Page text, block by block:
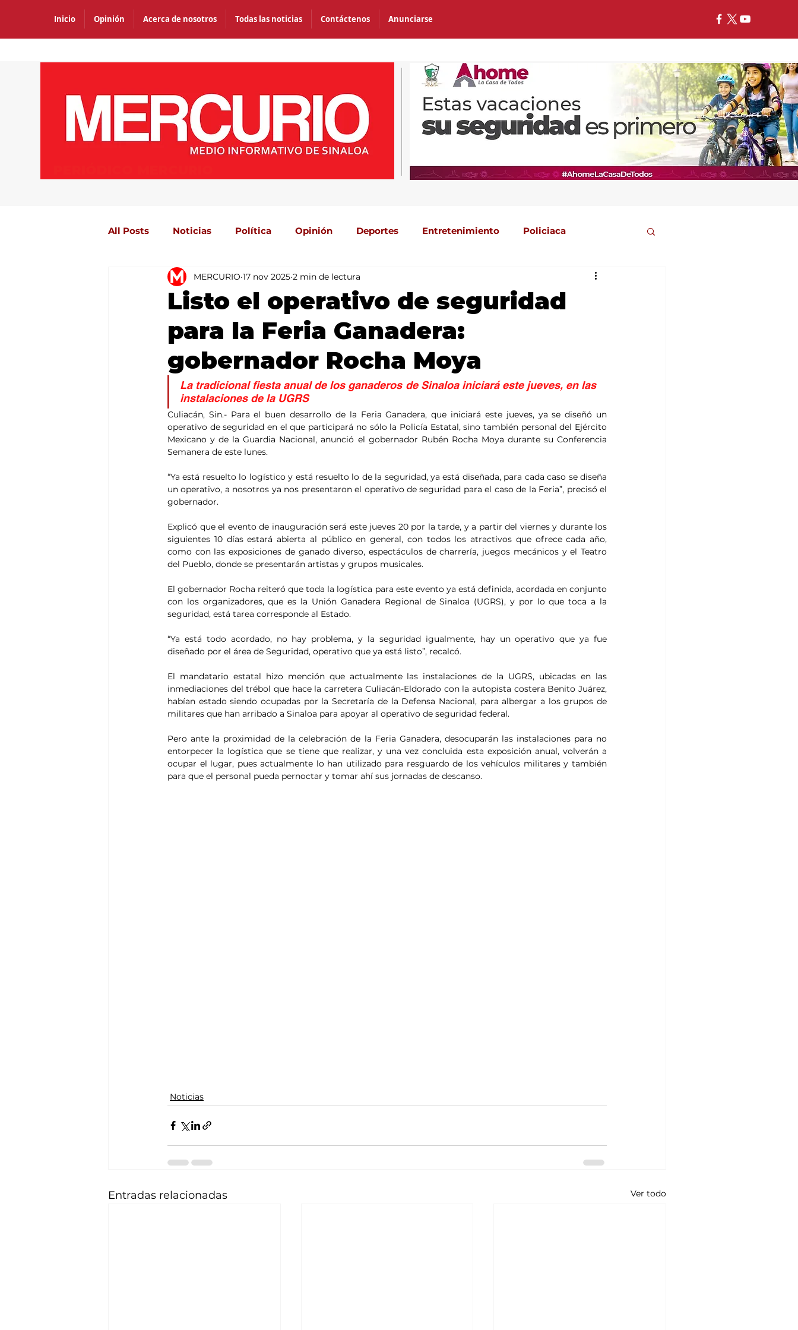
Inicio Opinión Acerca de nosotros Todas las noticias Contáctenos Anunciarse
All Posts Noticias Política Opinión Deportes Entretenimiento Policiaca
Agricultura México Mundo Portada 2
Listo el operativo de seguridad
para la Feria Ganadera:
gobernador Rocha Moya
MERCURIO 17 nov 2025 2 min de lectura
La tradicional fiesta anual de los ganaderos de Sinaloa iniciará este jueves, en las
instalaciones de la UGRS
Culiacán, Sin.- Para el buen desarrollo de la Feria Ganadera, que iniciará este jueves, ya se diseñó un
operativo de seguridad en el que participará no sólo la Policía Estatal, sino también personal del Ejército
Mexicano y de la Guardia Nacional, anunció el gobernador Rubén Rocha Moya durante su Conferencia
Semanera de este lunes.
“Ya está resuelto lo logístico y está resuelto lo de la seguridad, ya está diseñada, para cada caso se diseña
un operativo, a nosotros ya nos presentaron el operativo de seguridad para el caso de la Feria”, precisó el
gobernador.
Explicó que el evento de inauguración será este jueves 20 por la tarde, y a partir del viernes y durante los
siguientes 10 días estará abierta al público en general, con todos los atractivos que ofrece cada año,
como con las exposiciones de ganado diverso, espectáculos de charrería, juegos mecánicos y el Teatro
del Pueblo, donde se presentarán artistas y grupos musicales.
El gobernador Rocha reiteró que toda la logística para este evento ya está definida, acordada en conjunto
con los organizadores, que es la Unión Ganadera Regional de Sinaloa (UGRS), y por lo que toca a la
seguridad, está tarea corresponde al Estado.
“Ya está todo acordado, no hay problema, y la seguridad igualmente, hay un operativo que ya fue
diseñado por el área de Seguridad, operativo que ya está listo”, recalcó.
El mandatario estatal hizo mención que actualmente las instalaciones de la UGRS, ubicadas en las
inmediaciones del trébol que hace la carretera Culiacán-Eldorado con la autopista costera Benito Juárez,
habían estado siendo ocupadas por la Secretaría de la Defensa Nacional, para albergar a los grupos de
militares que han arribado a Sinaloa para apoyar al operativo de seguridad federal.
Pero ante la proximidad de la celebración de la Feria Ganadera, desocuparán las instalaciones para no
entorpecer la logística que se tiene que realizar, y una vez concluida esta exposición anual, volverán a
ocupar el lugar, pues actualmente lo han utilizado para resguardo de los vehículos militares y también
para que el personal pueda pernoctar y tomar ahí sus jornadas de descanso.
Noticias
Entradas relacionadas Ver todo